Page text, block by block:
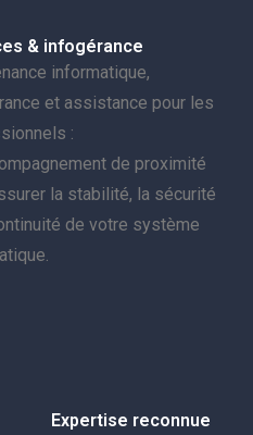
& infogérance
informatique,
et assistance pour les
:
de proximité
la stabilité, la sécurité
de votre système
Expertise reconnue